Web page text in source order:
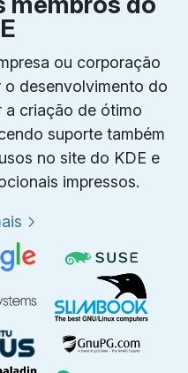
ou corporação
o desenvolvimento do
a criação de ótimo
suporte também
no site do KDE e
impressos.